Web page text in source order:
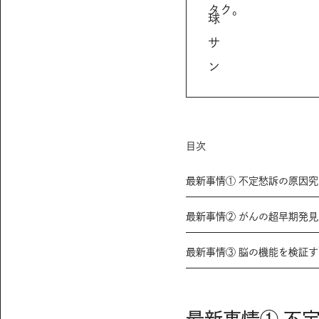
球
サ
ン
タク。
目次
最新事情① 不定愁訴の原因
最新事情② がんの超早期発見
最新事情③ 脳の機能を検証